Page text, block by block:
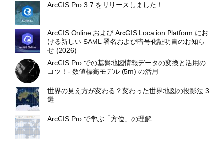
ArcGIS Pro 3.7 をリリースしました！
ArcGIS Online および ArcGIS Location Platform にお
ける新しい SAML 署名および暗号化証明書のお知ら
せ (2026)
ArcGIS Pro での基盤地図情報データの変換と活用の
コツ！- 数値標高モデル (5m) の活用
世界の見え方が変わる？変わった世界地図の投影法 3
選
ArcGIS Pro で学ぶ「方位」の理解